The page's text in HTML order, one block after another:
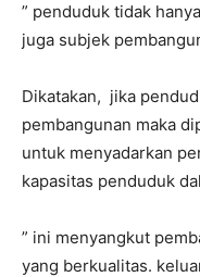
” penduduk tidak
juga subjek
Dikatakan, jika
pembangunan maka
untuk menyadarkan
kapasitas penduduk
” ini menyangkut
yang berkualitas.